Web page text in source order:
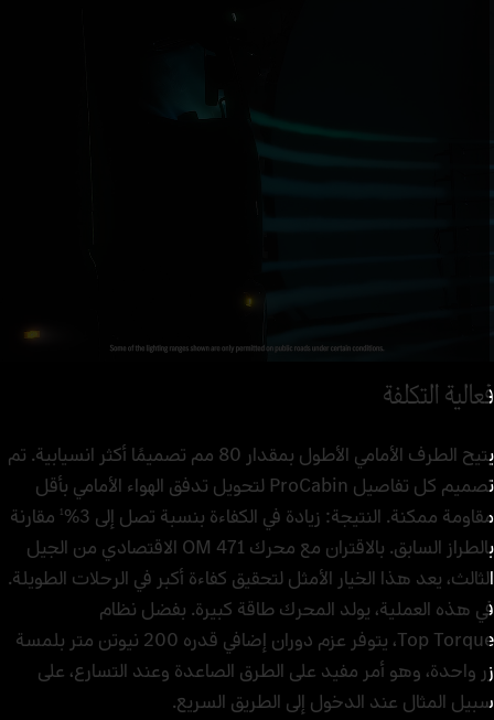
التكلفة
يتيح الطرف الأمامي الأطول بمقدار 80 مم تصميمًا أكثر انسيابية. تم
تصميم كل تفاصيل ProCabin لتحويل تدفق الهواء الأمامي بأقل
ممكنة. النتيجة: زيادة في الكفاءة بنسبة تصل إلى 3%
1مقارنة
بالطراز السابق. بالاقتران مع محرك OM 471 الاقتصادي من الجيل
يعد هذا الخيار الأمثل لتحقيق كفاءة أكبر في الرحلات الطويلة.
هذه العملية، يولد المحرك طاقة كبيرة. بفضل نظام
Top Torque، يتوفر عزم دوران إضافي قدره 200 نيوتن متر بلمسة
واحدة، وهو أمر مفيد على الطرق الصاعدة وعند التسارع، على
المثال عند الدخول إلى الطريق السريع.